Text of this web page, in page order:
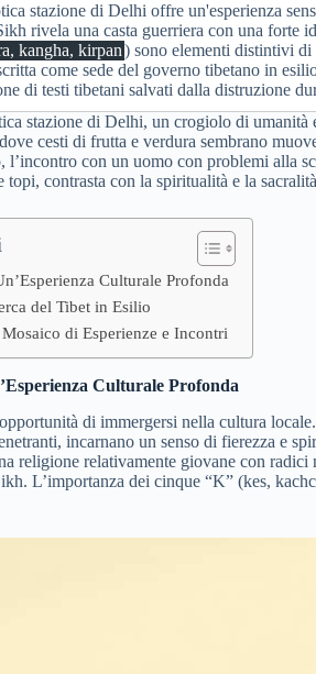
stazione di Delhi offre un'esperienza
rivela una casta guerriera con una forte
kangha, kirpan) sono elementi distintivi di
come sede del governo tibetano in
di testi tibetani salvati dalla distruzione
stazione di Delhi, un crogiolo di umanità
cesti di frutta e verdura sembrano
l’incontro con un uomo con problemi alla
topi, contrasta con la spiritualità e la
Culturale Profonda
del Tibet in Esilio
di Esperienze e Incontri
Culturale Profonda
di immergersi nella cultura
incarnano un senso di fierezza e
religione relativamente giovane con
L’importanza dei cinque “K” (kes,